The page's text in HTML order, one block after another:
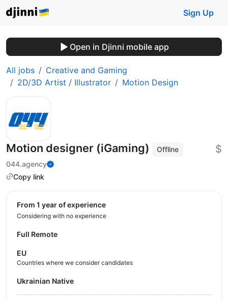
Sign Up
Open in Djinni mobile app
All jobs
Creative and Gaming
2D/3D Artist / Illustrator
Motion Design
Motion designer (iGaming)
Offline
044.agency
Copy link
$
from 1 year of experience
Considering with no experience
Full Remote
EU
Countries where we consider candidates
Ukrainian Native